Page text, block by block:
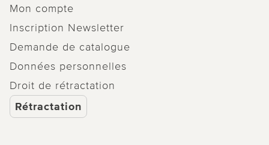
Mon compte
Inscription Newsletter
Demande de catalogue
Données personnelles
Droit de rétractation
Rétractation